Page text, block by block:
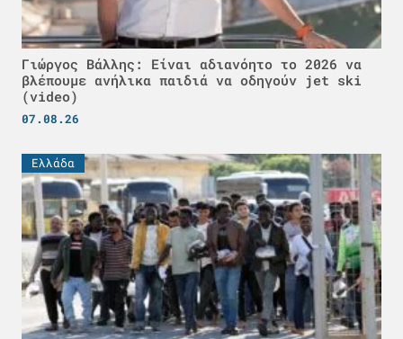
Γιώργος Βάλλης: Είναι αδιανόητο το 2026 να
βλέπουμε ανήλικα παιδιά να οδηγούν jet ski
(video)
07.08.26
Ελλάδα